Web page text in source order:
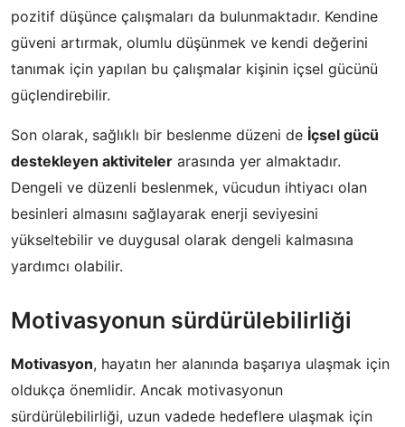
pozitif düşünce çalışmaları da bulunmaktadır. Kendine
güveni artırmak, olumlu düşünmek ve kendi değerini
tanımak için yapılan bu çalışmalar kişinin içsel gücünü
güçlendirebilir.
Son olarak, sağlıklı bir beslenme düzeni de İçsel gücü
destekleyen aktiviteler arasında yer almaktadır.
Dengeli ve düzenli beslenmek, vücudun ihtiyacı olan
besinleri almasını sağlayarak enerji seviyesini
yükseltebilir ve duygusal olarak dengeli kalmasına
yardımcı olabilir.
Motivasyonun sürdürülebilirliği
Motivasyon, hayatın her alanında başarıya ulaşmak için
oldukça önemlidir. Ancak motivasyonun
sürdürülebilirliği, uzun vadede hedeflere ulaşmak için